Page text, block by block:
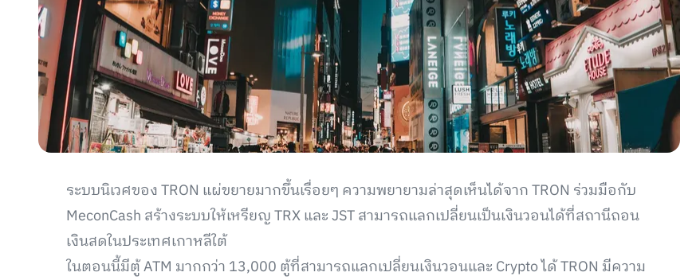
ระบบนิเวศของ TRON แผ่ขยายมากขึ้นเรื่อยๆ ความพยายามล่าสุดเห็นได้จาก TRON ร่วมมือกับ
MeconCash สร้างระบบให้เหรียญ TRX และ JST สามารถแลกเปลี่ยนเป็นเงินวอนได้ที่สถานีถอน
เงินสดในประเทศเกาหลีใต้
ในตอนนี้มีตู้ ATM มากกว่า 13,000 ตู้ที่สามารถแลกเปลี่ยนเงินวอนและ Crypto ได้ TRON มีความ